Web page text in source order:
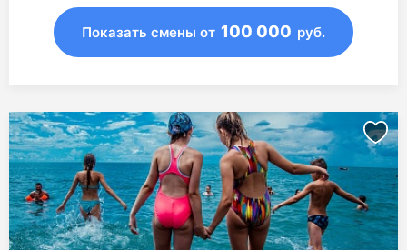
Показать смены от 100 000 руб.